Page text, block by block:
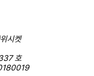
시켓
호